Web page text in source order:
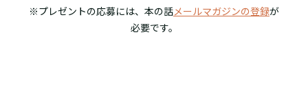
※プレゼントの応募には、本の話メールマガジンの登録が
必要です。